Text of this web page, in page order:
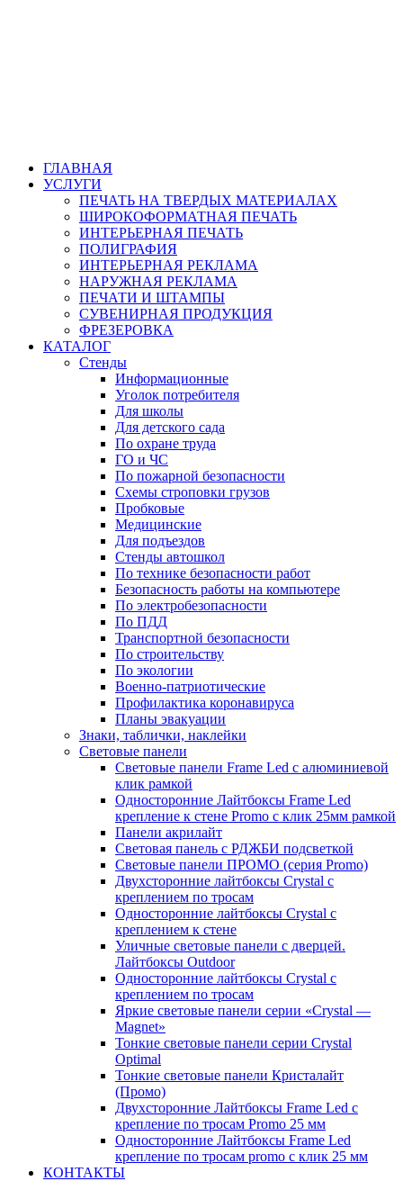
ГЛАВНАЯ
УСЛУГИ
ПЕЧАТЬ НА ТВЕРДЫХ МАТЕРИАЛАХ
ШИРОКОФОРМАТНАЯ ПЕЧАТЬ
ИНТЕРЬЕРНАЯ ПЕЧАТЬ
ПОЛИГРАФИЯ
ИНТЕРЬЕРНАЯ РЕКЛАМА
НАРУЖНАЯ РЕКЛАМА
ПЕЧАТИ И ШТАМПЫ
СУВЕНИРНАЯ ПРОДУКЦИЯ
ФРЕЗЕРОВКА
КАТАЛОГ
Стенды
Информационные
Уголок потребителя
Для школы
Для детского сада
По охране труда
ГО и ЧС
По пожарной безопасности
Схемы строповки грузов
Пробковые
Медицинские
Для подъездов
Стенды автошкол
По технике безопасности работ
Безопасность работы на компьютере
По электробезопасности
По ПДД
Транспортной безопасности
По строительству
По экологии
Военно-патриотические
Профилактика коронавируса
Планы эвакуации
Знаки, таблички, наклейки
Световые панели
Световые панели Frame Led с алюминиевой
клик рамкой
Односторонние Лайтбоксы Frame Led
крепление к стене Promo с клик 25мм рамкой
Панели акрилайт
Световая панель с РДЖБИ подсветкой
Световые панели ПРОМО (серия Promo)
Двухсторонние лайтбоксы Crystal с
креплением по тросам
Односторонние лайтбоксы Crystal с
креплением к стене
Уличные световые панели с дверцей.
Лайтбоксы Outdoor
Односторонние лайтбоксы Crystal с
креплением по тросам
Яркие световые панели серии «Crystal —
Magnet»
Тонкие световые панели серии Crystal
Optimal
Тонкие световые панели Кристалайт
(Промо)
Двухсторонние Лайтбоксы Frame Led с
крепление по тросам Promo 25 мм
Односторонние Лайтбоксы Frame Led
крепление по тросам promo с клик 25 мм
КОНТАКТЫ